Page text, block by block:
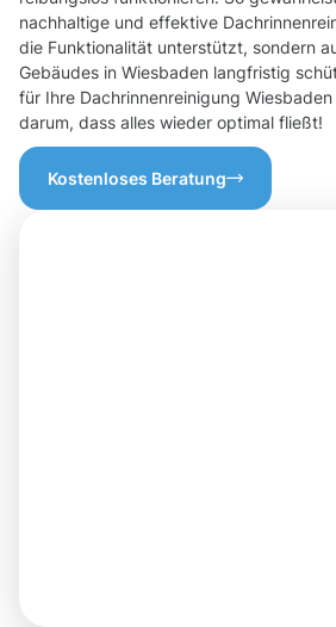
nachhaltige und effektive
die Funktionalität unterstützt, sondern
Gebäudes in Wiesbaden langfristig
für Ihre Dachrinnenreinigung
darum, dass alles wieder optimal fließt!
Kostenloses Beratung